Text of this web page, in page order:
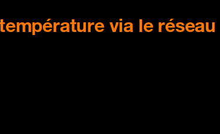
via le réseau